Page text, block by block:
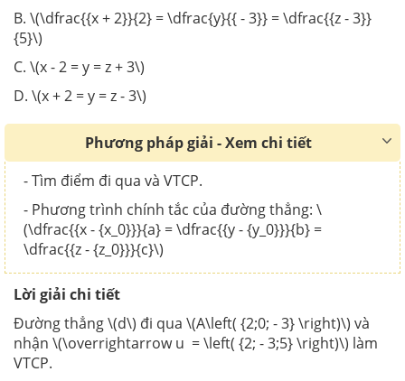
B. \(\dfrac{{x + 2}}{2} = \dfrac{y}{{ - 3}} = \dfrac{{z - 3}}
{5}\)
C. \(x - 2 = y = z + 3\)
D. \(x + 2 = y = z - 3\)
Phương pháp giải - Xem chi tiết
- Tìm điểm đi qua và VTCP.
- Phương trình chính tắc của đường thẳng: \
(\dfrac{{x - {x_0}}}{a} = \dfrac{{y - {y_0}}}{b} =
\dfrac{{z - {z_0}}}{c}\)
Lời giải chi tiết
Đường thẳng \(d\) đi qua \(A\left( {2;0; - 3} \right)\) và
nhận \(\overrightarrow u = \left( {2; - 3;5} \right)\) làm
VTCP.